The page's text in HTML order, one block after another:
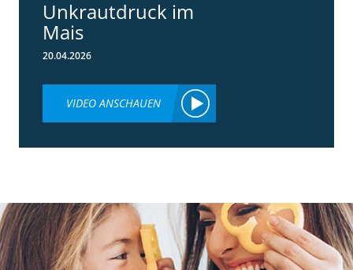
Unkrautdruck im
Mais
20.04.2026
VIDEO ANSCHAUEN